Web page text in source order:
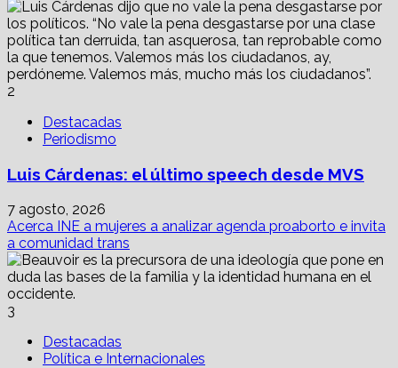
2
Destacadas
Periodismo
Luis Cárdenas: el último speech desde MVS
7 agosto, 2026
Acerca INE a mujeres a analizar agenda proaborto e invita
a comunidad trans
3
Destacadas
Política e Internacionales